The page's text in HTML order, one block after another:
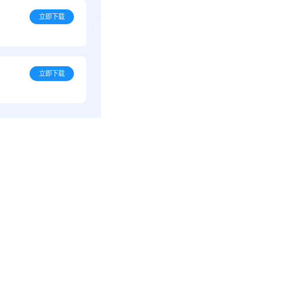
立即下载
立即下载